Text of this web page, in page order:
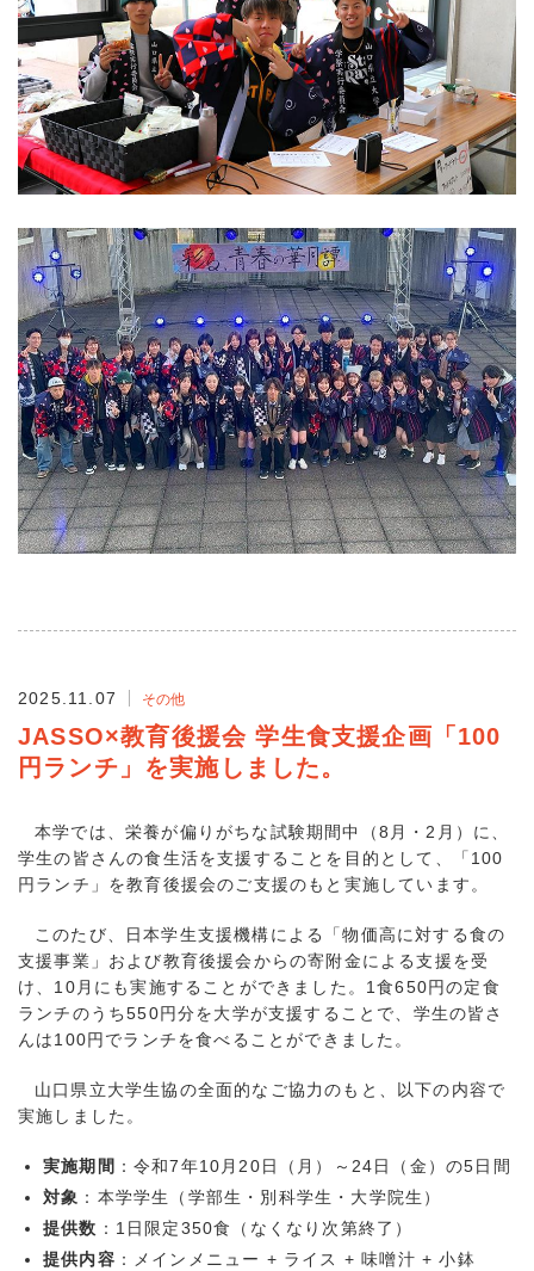
2025.11.07 その他
JASSO×教育後援会 学生食支援企画「100
円ランチ」を実施しました。
本学では、栄養が偏りがちな試験期間中（8月・2月）に、
学生の皆さんの食生活を支援することを目的として、「100
円ランチ」を教育後援会のご支援のもと実施しています。
このたび、日本学生支援機構による「物価高に対する食の
支援事業」および教育後援会からの寄附金による支援を受
け、10月にも実施することができました。1食650円の定食
ランチのうち550円分を大学が支援することで、学生の皆さ
んは100円でランチを食べることができました。
山口県立大学生協の全面的なご協力のもと、以下の内容で
実施しました。
実施期間 ：令和7年10月20日（月）～24日（金）の5日間
対象 ：本学学生（学部生・別科学生・大学院生）
提供数 ：1日限定350食（なくなり次第終了）
提供内容 ：メインメニュー + ライス + 味噌汁 + 小鉢